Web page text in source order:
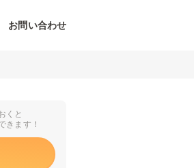
お問い合わせ
くと
きます！